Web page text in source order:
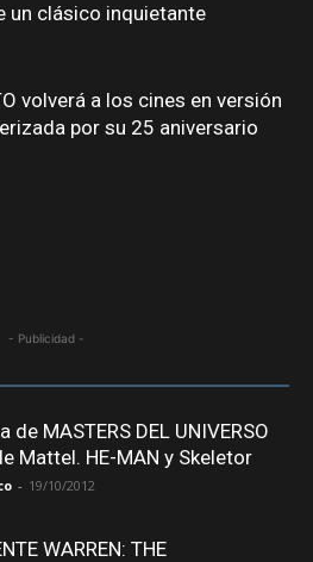
un clásico inquietante
volverá a los cines en versión
por su 25 aniversario
- Publicidad -
de MASTERS DEL UNIVERSO
Mattel. HE-MAN y Skeletor
- 19/10/2012
WARREN: THE